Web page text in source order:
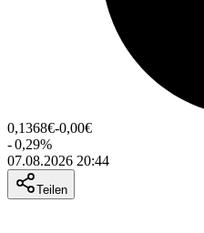
0,1368€-0,00€
-0,29%
07.08.2026 20:44
Teilen